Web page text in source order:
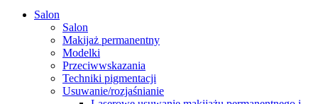
Close
Salon
Salon
Makijaż permanentny
Modelki
Przeciwwskazania
Techniki pigmentacji
Usuwanie/rozjaśnianie